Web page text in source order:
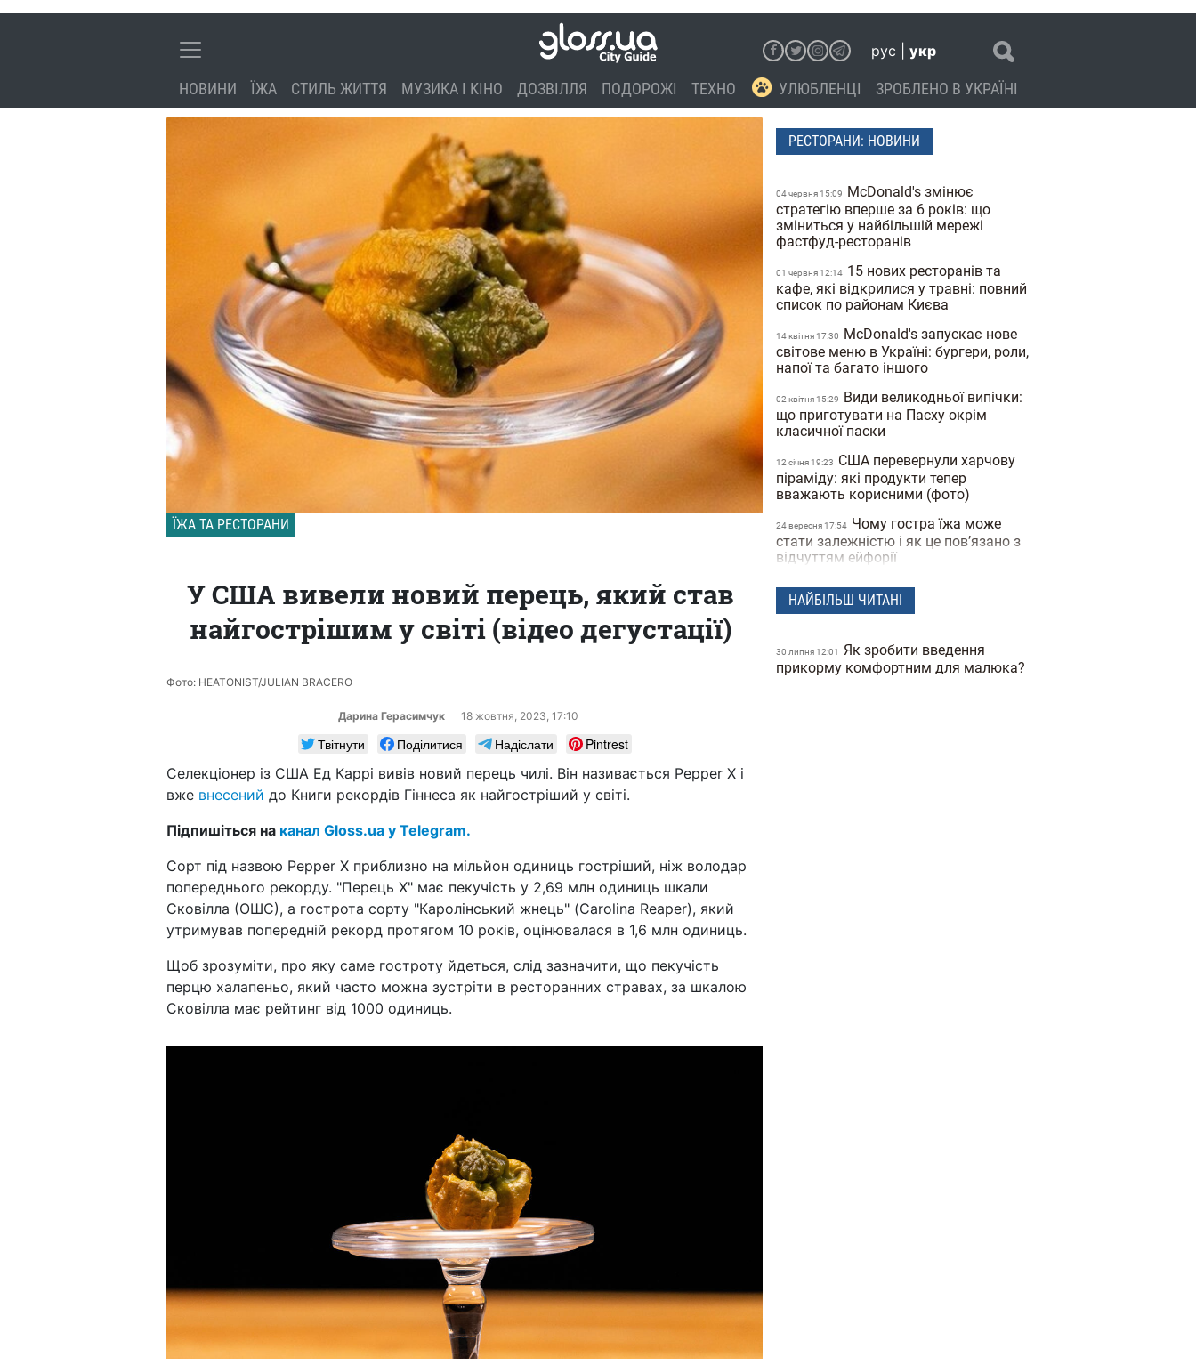
рус укр
НОВИНИ ЇЖА СТИЛЬ ЖИТТЯ МУЗИКА І КІНО ДОЗВІЛЛЯ ПОДОРОЖІ ТЕХНО УЛЮБЛЕНЦІ ЗРОБЛЕНО В УКРАЇНІ
ЇЖА ТА РЕСТОРАНИ
У США вивели новий перець, який став
найгострішим у світі (відео дегустації)
Фото: HEATONIST/JULIAN BRACERO
Дарина Герасимчук 18 жовтня, 2023, 17:10
Твітнути Поділитися Надіслати
Pintrest
Селекціонер із США Ед Каррі вивів новий перець чилі. Він називається Pepper X і
вже внесений до Книги рекордів Гіннеса як найгостріший у світі.
Підпишіться на канал Gloss.ua у Telegram.
Сорт під назвою Pepper X приблизно на мільйон одиниць гостріший, ніж володар
попереднього рекорду. "Перець Х" має пекучість у 2,69 млн одиниць шкали
Сковілла (ОШС), а гострота сорту "Каролінський жнець" (Carolina Reaper), який
утримував попередній рекорд протягом 10 років, оцінювалася в 1,6 млн одиниць.
Щоб зрозуміти, про яку саме гостроту йдеться, слід зазначити, що пекучість
перцю халапеньо, який часто можна зустріти в ресторанних стравах, за шкалою
Сковілла має рейтинг від 1000 одиниць.
РЕСТОРАНИ: НОВИНИ
04 червня 15:09
McDonald's змінює
стратегію вперше за 6 років: що
зміниться у найбільшій мережі
фастфуд-ресторанів
01 червня 12:14 15 нових ресторанів та
кафе, які відкрилися у травні: повний
список по районам Києва
14 квiтня 17:30
McDonald's запускає нове
світове меню в Україні: бургери, роли,
напої та багато іншого
02 квiтня 15:29
Види великодньої випічки:
що приготувати на Пасху окрім
класичної паски
12 сiчня 19:23
США перевернули харчову
піраміду: які продукти тепер
вважають корисними (фото)
24 вересня 17:54 Чому гостра їжа може
стати залежністю і як це пов’язано з
відчуттям ейфорії
04 вересня 16:54 Нові правила у шкільних
їдальнях та буфетах: багато
15 серпня 14:56 Спеції для схуднення: які
НАЙБІЛЬШ ЧИТАНІ
30 липня 12:01
Як зробити введення
прикорму комфортним для малюка?